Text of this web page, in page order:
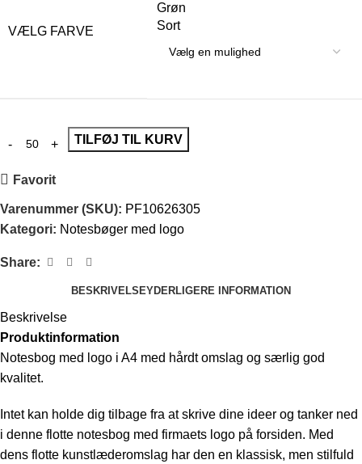
VÆLG FARVE
Grøn
Sort
TILFØJ TIL KURV
Favorit
Varenummer (SKU): PF10626305
Kategori: Notesbøger med logo
Share:
BESKRIVELSEYDERLIGERE INFORMATION
Beskrivelse
Produktinformation
Notesbog med logo i A4 med hårdt omslag og særlig god
kvalitet.
Intet kan holde dig tilbage fra at skrive dine ideer og tanker ned
i denne flotte notesbog med firmaets logo på forsiden. Med
dens flotte kunstlæderomslag har den en klassisk, men stilfuld